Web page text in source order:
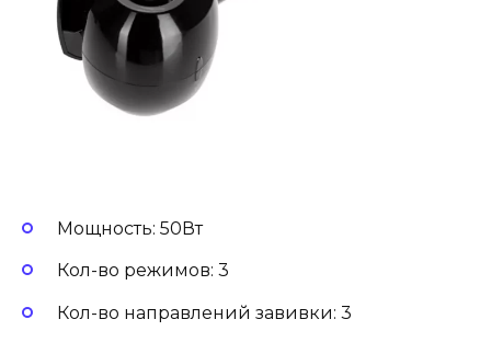
Мощность: 50Вт
Кол-во режимов: 3
Кол-во направлений завивки: 3